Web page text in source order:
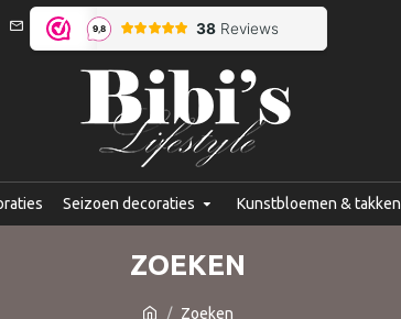
Seizoen decoraties Kunstbloemen & takken
Zoeken
ZOEKEN